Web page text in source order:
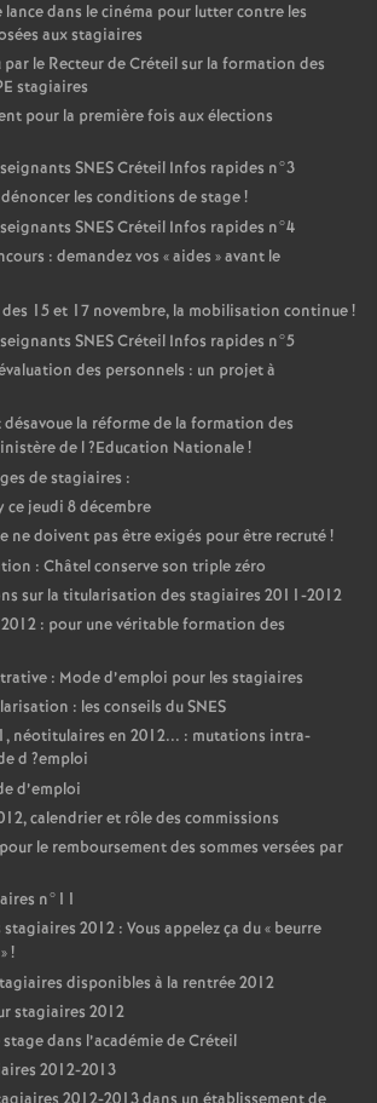
lance dans le cinéma pour lutter contre les
aux stagiaires
par le Recteur de Créteil sur la formation des
stagiaires
pour la première fois aux élections
SNESCréteil Infos rapides n°3
les conditions de stage!
SNESCréteil Infos rapides n°4
: demandez vos «aides » avant le
15 et 17 novembre, la mobilisation continue!
SNESCréteil Infos rapides n°5
des personnels : un projet à
désavoue la réforme de la formation des
de l?Education Nationale!
de stagiaires :
ce jeudi 8 décembre
ne doivent pas être exigés pour être recruté!
: Châtel conserve son triple zéro
sur la titularisation des stagiaires 2011-2012
2012 : pour une véritable formation des
: Mode d’emploi pour les stagiaires
: les conseils duSNES
néotitulaires en 2012... : mutations intra-
d ?emploi
d’emploi
calendrier et rôle des commissions
le remboursement des sommes versées par
n°11
2012 : Vous appelez ça du « beurre
»!
disponibles à la rentrée 2012
stagiaires 2012
dans l’académie de Créteil
2012-2013